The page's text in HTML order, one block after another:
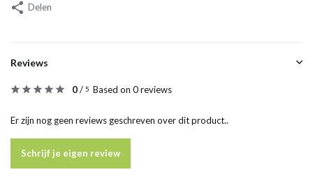
Delen
Reviews
0/ 5 Based on 0 reviews
Er zijn nog geen reviews geschreven over dit product..
Schrijf je eigen review